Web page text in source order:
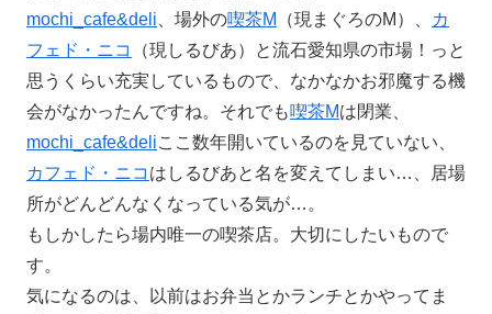
mochi_cafe&deli 、場外の喫茶M （現まぐろのM）、
カ
フェド・ニコ
（現しるびあ）と流石愛知県の市場！っと
思うくらい充実しているもので、なかなかお邪魔する機
会がなかったんですね。それでも喫茶Mは閉業、
mochi_cafe&deliここ数年開いているのを見ていない、
カフェド・ニコ はしるびあと名を変えてしまい…、居場
所がどんどんなくなっている気が…。
もしかしたら場内唯一の喫茶店。大切にしたいもので
す。
気になるのは、以前はお弁当とかランチとかやってま